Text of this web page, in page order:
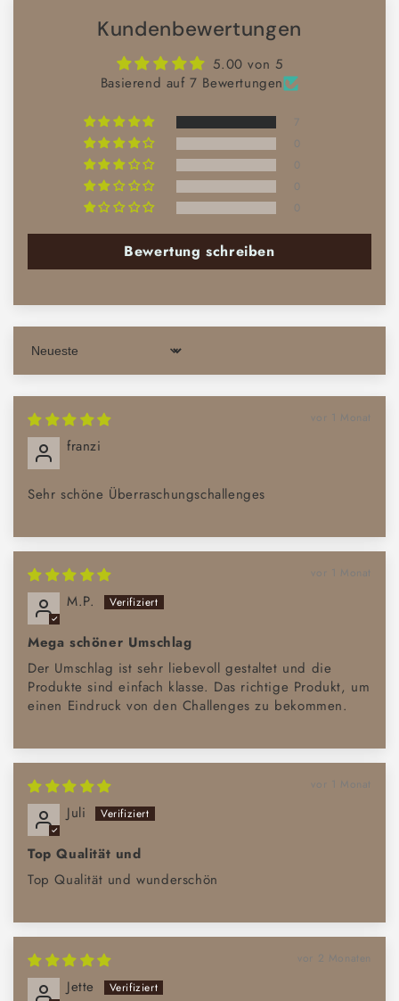
Kundenbewertungen
5.00 von 5
Basierend auf 7 Bewertungen
7
0
0
0
0
Bewertung schreiben
Sort by
vor 1 Monat
franzi
Sehr schöne Überraschungschallenges
vor 1 Monat
M.P.
Mega schöner Umschlag
Der Umschlag ist sehr liebevoll gestaltet und die
Produkte sind einfach klasse. Das richtige Produkt, um
einen Eindruck von den Challenges zu bekommen.
vor 1 Monat
Juli
Top Qualität und
Top Qualität und wunderschön
vor 2 Monaten
Jette